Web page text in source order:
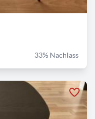
33% Nachlass